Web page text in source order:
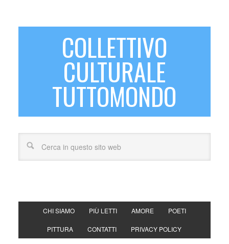
COLLETTIVO
CULTURALE
TUTTOMONDO
CHI SIAMO PIÙ LETTI AMORE POETI
PITTURA CONTATTI PRIVACY POLICY